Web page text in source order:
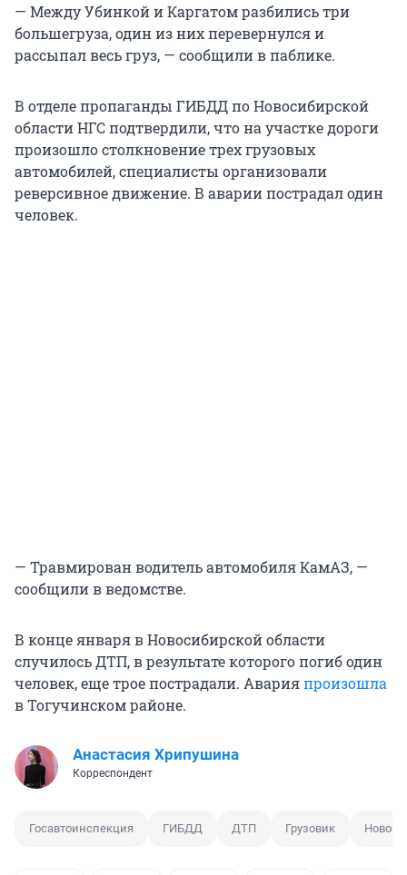
— Между Убинкой и Каргатом разбились три
большегруза, один из них перевернулся и
рассыпал весь груз, — сообщили в паблике.
В отделе пропаганды ГИБДД по Новосибирской
области НГС подтвердили, что на участке дороги
произошло столкновение трех грузовых
автомобилей, специалисты организовали
реверсивное движение. В аварии пострадал один
человек.
— Травмирован водитель автомобиля КамАЗ, —
сообщили в ведомстве.
В конце января в Новосибирской области
случилось ДТП, в результате которого погиб один
человек, еще трое пострадали. Аварияпроизошла
в Тогучинском районе.
Анастасия Хрипушина
Корреспондент
Госавтоинспекция ГИБДД ДТП Грузовик